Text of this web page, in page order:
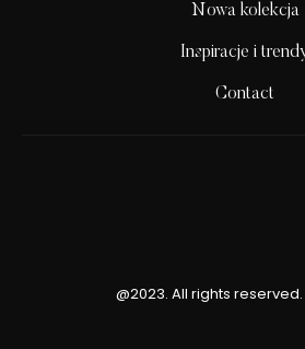
Nowa kolekcja
Inspiracje i
Contact
@2023. All rights reserved.